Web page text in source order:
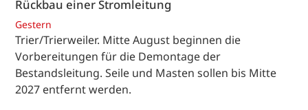
Rückbau einer Stromleitung
Gestern
Trier/Trierweiler. Mitte August beginnen die
Vorbereitungen für die Demontage der
Bestandsleitung. Seile und Masten sollen bis Mitte
2027 entfernt werden.